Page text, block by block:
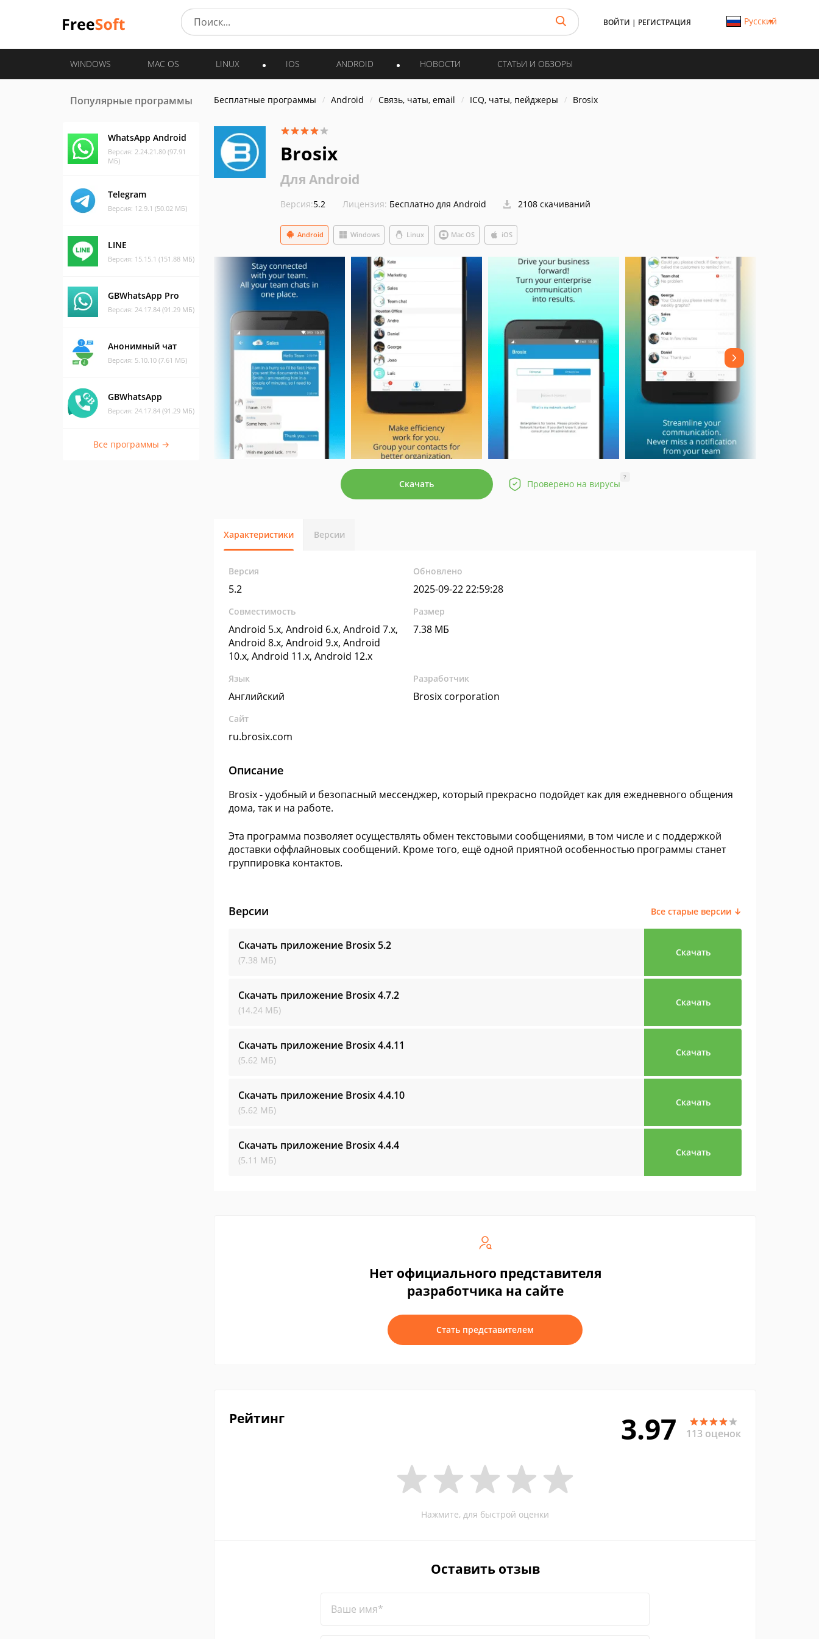
ВОЙТИ | РЕГИСТРАЦИЯ Русский
WINDOWS MAC OS LINUX IOS ANDROID НОВОСТИ СТАТЬИ И ОБЗОРЫ
Популярные программы
WhatsApp Android
Версия: 2.24.21.80 (97.91
МБ)
Telegram
Версия: 12.9.1 (50.02 МБ)
LINE
Версия: 15.15.1 (151.88 МБ)
GBWhatsApp Pro
Версия: 24.17.84 (91.29 МБ)
Анонимный чат
Версия: 5.10.10 (7.61 МБ)
GBWhatsApp
Версия: 24.17.84 (91.29 МБ)
Все программы →
Бесплатные программы Android Связь, чаты, email ICQ, чаты, пейджеры Brosix
Brosix
Для Android
Версия:5.2 Лицензия: Бесплатно для Android 2108 скачиваний
Windows Linux Mac OS iOS
Android
Скачать Проверено на вирусы
?
Характеристики Версии
Версия
5.2
Обновлено
2025-09-22 22:59:28
Совместимость
Android 5.x, Android 6.x, Android 7.x,
Android 8.x, Android 9.x, Android
10.x, Android 11.x, Android 12.x
Размер
7.38 МБ
Язык
Английский
Разработчик
Brosix corporation
Сайт
ru.brosix.com
Описание
Brosix - удобный и безопасный мессенджер, который прекрасно подойдет как для ежедневного общения
дома, так и на работе.
Эта программа позволяет осуществлять обмен текстовыми сообщениями, в том числе и с поддержкой
доставки оффлайновых сообщений. Кроме того, ещё одной приятной особенностью программы станет
группировка контактов.
Версии Все старые версии ↓
Скачать приложение Brosix 5.2
(7.38 МБ)
Скачать
Скачать приложение Brosix4.7.2
(14.24 МБ)
Скачать
Скачать приложение Brosix4.4.11
(5.62 МБ)
Скачать
Скачать приложение Brosix4.4.10
(5.62 МБ)
Скачать
Скачать приложение Brosix4.4.4
(5.11 МБ)
Скачать
Нет официального представителя
разработчика на сайте
Стать представителем
Рейтинг 3.97 113 оценок
Нажмите, для быстрой оценки
Оставить отзыв
Ваше имя*